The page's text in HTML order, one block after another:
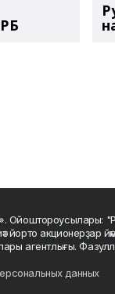
Ойоштороусылары:
йорто акционерҙар
агентлығы.
данных